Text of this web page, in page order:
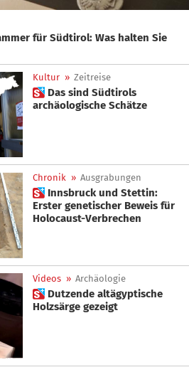
Kultur » Zeitreise
 Das sind Südtirols
archäologische Schätze
Chronik » Ausgrabungen
 Innsbruck und Stettin:
Erster genetischer Beweis für
Holocaust-Verbrechen
Videos » Archäologie
 Dutzende altägyptische
Holzsärge gezeigt